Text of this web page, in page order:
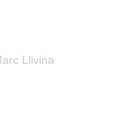
Llivina